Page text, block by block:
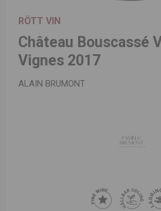
RÖTT VIN
Château Bouscassé
Vignes 2017
ALAIN BRUMONT